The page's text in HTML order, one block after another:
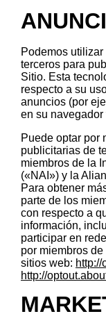
Podemos
terceros para
Sitio. Esta
respecto a su
anuncios (por
en su navegador
Puede optar por
publicitarias de
miembros de la
(«NAI») y la
Para obtener
parte de los
con respecto a
información,
participar en
por miembros
sitios web:
http://